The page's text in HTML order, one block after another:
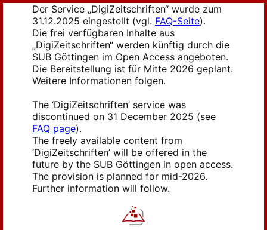
Der Service „DigiZeitschriften“ wurde zum
31.12.2025 eingestellt (vgl. FAQ-Seite).
Die frei verfügbaren Inhalte aus
„DigiZeitschriften“ werden künftig durch die
SUB Göttingen im Open Access angeboten.
Die Bereitstellung ist für Mitte 2026 geplant.
Weitere Informationen folgen.
The ‘DigiZeitschriften’ service was
discontinued on 31 December 2025 (see
FAQ page).
The freely available content from
‘DigiZeitschriften’ will be offered in the
future by the SUB Göttingen in open access.
The provision is planned for mid-2026.
Further information will follow.